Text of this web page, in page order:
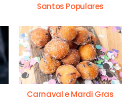
Santos Populares
Carnaval e Mardi Gras